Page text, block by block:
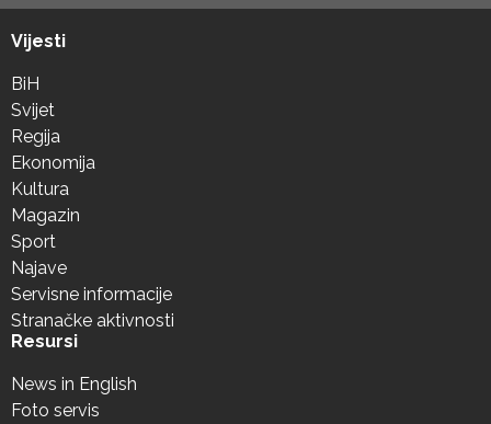
Vijesti
BiH
Svijet
Regija
Ekonomija
Kultura
Magazin
Sport
Najave
Servisne informacije
Stranačke aktivnosti
Resursi
News in English
Foto servis